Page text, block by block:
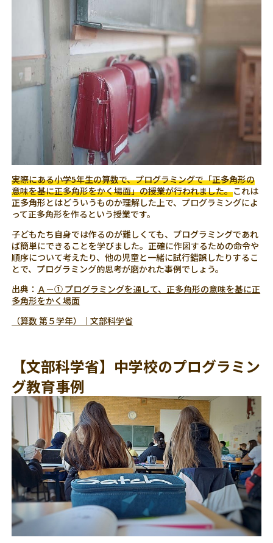
実際にある小学5年生の算数で、プログラミングで「正多角形の
意味を基に正多角形をかく場面」の授業が行われました。これは
正多角形とはどういうものか理解した上で、プログラミングによ
って正多角形を作るという授業です。
子どもたち自身では作るのが難しくても、プログラミングであれ
ば簡単にできることを学びました。正確に作図するための命令や
順序について考えたり、他の児童と一緒に試行錯誤したりするこ
とで、プログラミング的思考が磨かれた事例でしょう。
出典： Ａ－① プログラミングを通して、正多角形の意味を基に正
多角形をかく場面
（算数 第５学年）｜文部科学省
【文部科学省】中学校のプログラミン
グ教育事例